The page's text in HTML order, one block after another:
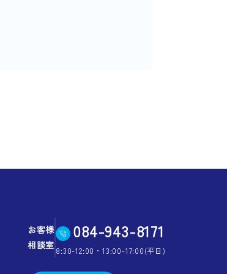
お客様
相談室
084-943-8171
8:30-12:00・13:00-17:00(平日)